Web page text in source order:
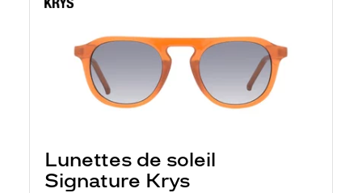
Lunettes de soleil
Signature Krys